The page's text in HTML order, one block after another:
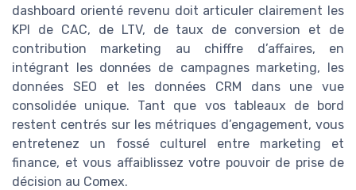
dashboard orienté revenu doit articuler clairement les
KPI de CAC, de LTV, de taux de conversion et de
contribution marketing au chiffre d’affaires, en
intégrant les données de campagnes marketing, les
données SEO et les données CRM dans une vue
consolidée unique. Tant que vos tableaux de bord
restent centrés sur les métriques d’engagement, vous
entretenez un fossé culturel entre marketing et
finance, et vous affaiblissez votre pouvoir de prise de
décision au Comex.